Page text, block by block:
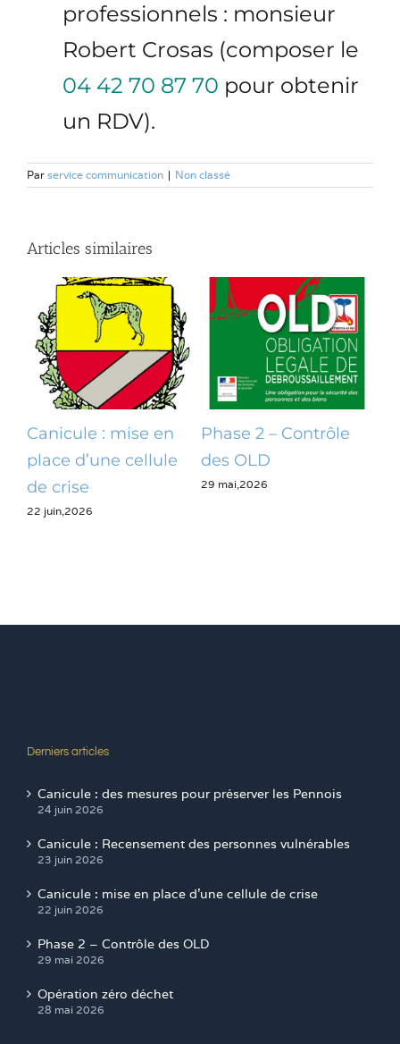
professionnels : monsieur
Robert Crosas (composer le
04 42 70 87 70 pour obtenir
un RDV).
Par service communication | Non classé
Articles similaires
Canicule : mise en
place d’une cellule
de crise
22 juin,2026
Phase 2 – Contrôle
des OLD
29 mai,2026
Derniers articles
Canicule : des mesures pour préserver les Pennois
24 juin 2026
Canicule : Recensement des personnes vulnérables
23 juin 2026
Canicule : mise en place d’une cellule de crise
22 juin 2026
Phase 2 – Contrôle des OLD
29 mai 2026
Opération zéro déchet
28 mai 2026